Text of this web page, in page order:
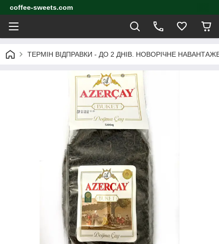
coffee-sweets.com
ТЕРМІН ВІДПРАВКИ - ДО 2 ДНІВ. НОВОРІЧНЕ